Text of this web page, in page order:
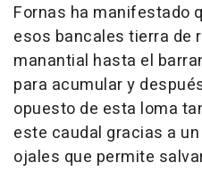
Fornas ha manifestado
esos bancales tierra de
manantial hasta el
para acumular y
opuesto de esta loma
este caudal gracias a
ojales que permite